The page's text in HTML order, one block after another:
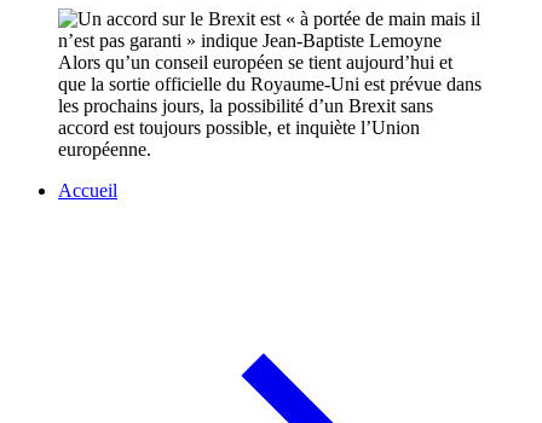
Alors qu’un conseil européen se tient aujourd’hui et
que la sortie officielle du Royaume-Uni est prévue dans
les prochains jours, la possibilité d’un Brexit sans
accord est toujours possible, et inquiète l’Union
européenne.
Accueil